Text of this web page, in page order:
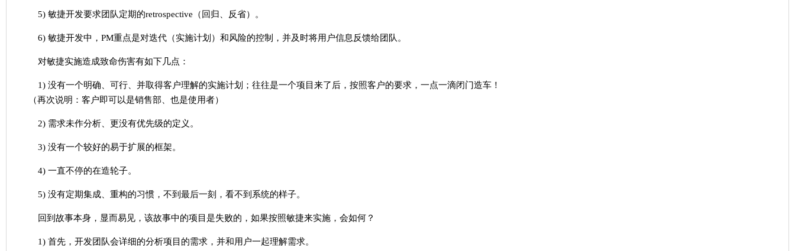
5) 敏捷开发要求团队定期的retrospective（回归、反省）。
6) 敏捷开发中，PM重点是对迭代（实施计划）和风险的控制，并及时将用户信息反馈给团队。
对敏捷实施造成致命伤害有如下几点：
1) 没有一个明确、可行、并取得客户理解的实施计划；往往是一个项目来了后，按照客户的要求，一点一滴闭门造车！
（再次说明：客户即可以是销售部、也是使用者）
2) 需求未作分析、更没有优先级的定义。
3) 没有一个较好的易于扩展的框架。
4) 一直不停的在造轮子。
5) 没有定期集成、重构的习惯，不到最后一刻，看不到系统的样子。
回到故事本身，显而易见，该故事中的项目是失败的，如果按照敏捷来实施，会如何？
1) 首先，开发团队会详细的分析项目的需求，并和用户一起理解需求。